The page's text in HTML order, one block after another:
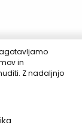
in
Z nadaljnjo